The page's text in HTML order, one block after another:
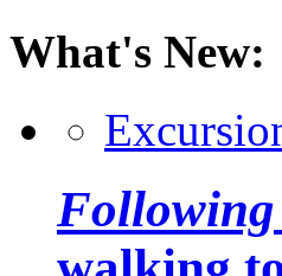
What's New:
Following